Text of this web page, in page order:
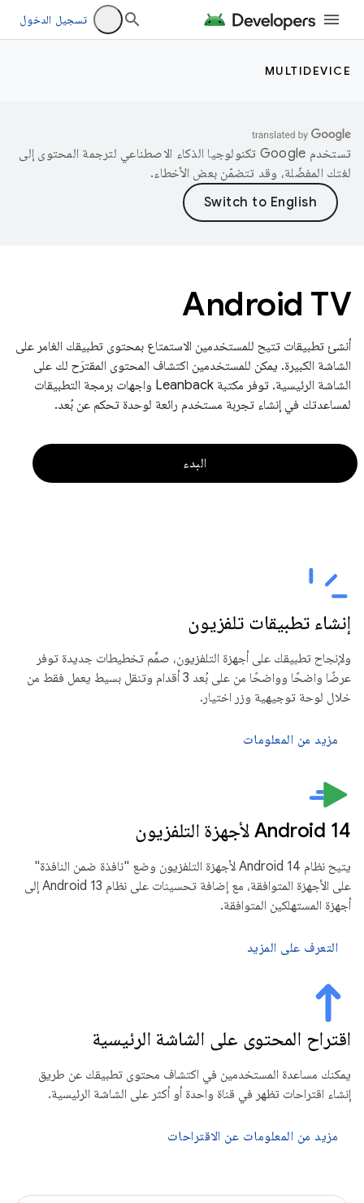
تسجيل الدخول
MULTIDEVICE
تستخدم Google تكنولوجيا الذكاء الاصطناعي لترجمة المحتوى إلى
لغتك المفضّلة، وقد تتضمّن بعض الأخطاء.
Android TV
أنشئ تطبيقات تتيح للمستخدمين الاستمتاع بمحتوى تطبيقك الغامر على
الشاشة الكبيرة. يمكن للمستخدمين اكتشاف المحتوى المقترَح لك على
الشاشة الرئيسية. توفر مكتبة Leanback واجهات برمجة التطبيقات
لمساعدتك في إنشاء تجربة مستخدم رائعة لوحدة تحكم عن بُعد.
البدء
إنشاء تطبيقات تلفزيون
ولإنجاح تطبيقك على أجهزة التلفزيون، صمِّم تخطيطات جديدة توفر
عرضًا واضحًا وواضحًا من على بُعد 3 أقدام وتنقل بسيط يعمل فقط من
خلال لوحة توجيهية وزر اختيار.
مزيد من المعلومات
Android 14 لأجهزة التلفزيون
يتيح نظام Android 14 لأجهزة التلفزيون وضع "نافذة ضمن النافذة"
على الأجهزة المتوافقة، مع إضافة تحسينات على نظام Android 13 إلى
أجهزة المستهلكين المتوافقة.
التعرف على المزيد
اقتراح المحتوى على الشاشة الرئيسية
يمكنك مساعدة المستخدمين في اكتشاف محتوى تطبيقك عن طريق
إنشاء اقتراحات تظهر في قناة واحدة أو أكثر على الشاشة الرئيسية.
مزيد من المعلومات عن الاقتراحات